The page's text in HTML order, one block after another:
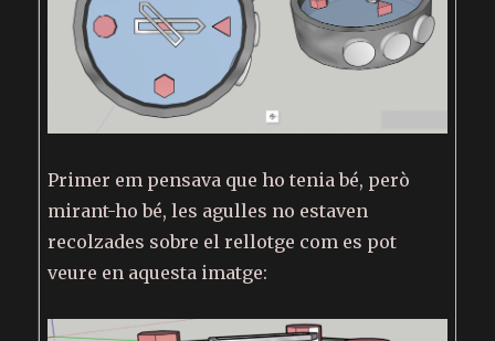
Primer em pensava que ho tenia bé, però
mirant-ho bé, les agulles no estaven
recolzades sobre el rellotge com es pot
veure en aquesta imatge: